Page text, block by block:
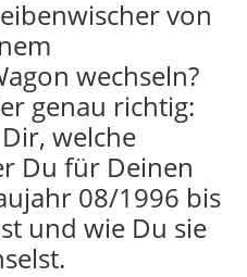
von
wechseln?
genau richtig:
welche
Du für Deinen
08/1996 bis
und wie Du sie